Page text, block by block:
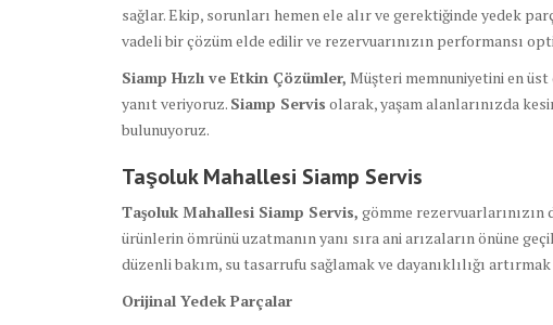
sağlar. Ekip, sorunları hemen ele alır ve gerektiğinde yedek
vadeli bir çözüm elde edilir ve rezervuarınızın performansı
Siamp Hızlı ve Etkin Çözümler, Müşteri memnuniyetini en üst
yanıt veriyoruz. Siamp Servis olarak, yaşam alanlarınızda
bulunuyoruz.
Taşoluk Mahallesi Siamp Servis
Taşoluk Mahallesi Siamp Servis, gömme rezervuarlarınızın
ürünlerin ömrünü uzatmanın yanı sıra ani arızaların önüne
düzenli bakım, su tasarrufu sağlamak ve dayanıklılığı
Orijinal Yedek Parçalar